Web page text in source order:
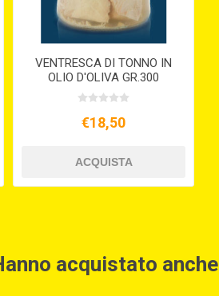
VENTRESCA DI TONNO IN
OLIO D'OLIVA GR.300
€18,50
acquistato anche